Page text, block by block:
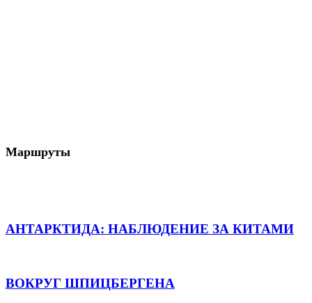
Маршруты
АНТАРКТИДА: НАБЛЮДЕНИЕ ЗА КИТАМИ
ВОКРУГ ШПИЦБЕРГЕНА